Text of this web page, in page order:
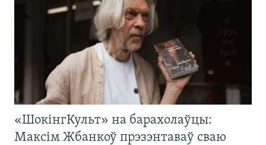
«ШокінгКульт» на барахолаўцы:
Максім Жбанкоў прэзэнтаваў сваю